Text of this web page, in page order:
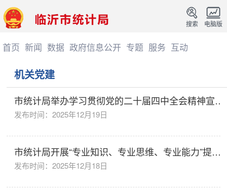
电脑版
搜索
首页 新闻 数据 政府信息公开 专题 服务 互动
机关党建
市统计局举办学习贯彻党的二十届四中全会精神宣讲
报告会
发布时间：2025年12月19日
市统计局开展“专业知识、专业思维、专业能力”提升
学习活动
发布时间：2025年12月18日